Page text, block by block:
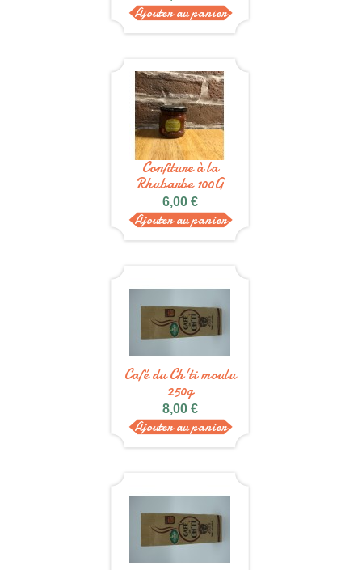
Ajouter au panier
Confiture à la
Rhubarbe 100G
6,00 €
Ajouter au panier
Café du Ch'ti moulu
250g
8,00 €
Ajouter au panier